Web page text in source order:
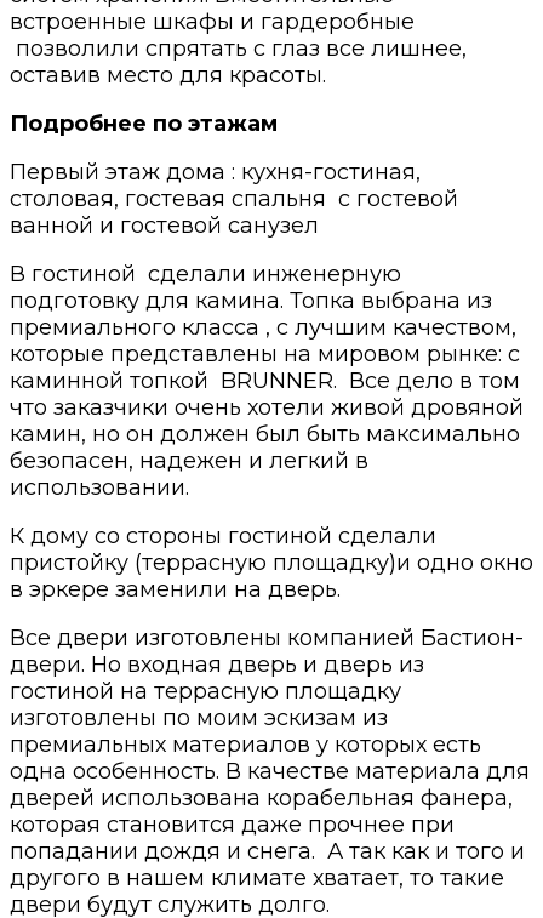
встроенные шкафы и гардеробные
позволили спрятать с глаз все лишнее,
оставив место для красоты.
Подробнее по этажам
Первый этаж дома : кухня-гостиная,
столовая, гостевая спальня с гостевой
ванной и гостевой санузел
В гостиной сделали инженерную
подготовку для камина. Топка выбрана из
премиального класса , с лучшим качеством,
которые представлены на мировом рынке: с
каминной топкой BRUNNER. Все дело в том
что заказчики очень хотели живой дровяной
камин, но он должен был быть максимально
безопасен, надежен и легкий в
использовании.
К дому со стороны гостиной сделали
пристойку (террасную площадку)и одно окно
в эркере заменили на дверь.
Все двери изготовлены компанией Бастион-
двери. Но входная дверь и дверь из
гостиной на террасную площадку
изготовлены по моим эскизам из
премиальных материалов у которых есть
одна особенность. В качестве материала для
дверей использована корабельная фанера,
которая становится даже прочнее при
попадании дождя и снега. А так как и того и
другого в нашем климате хватает, то такие
двери будут служить долго.